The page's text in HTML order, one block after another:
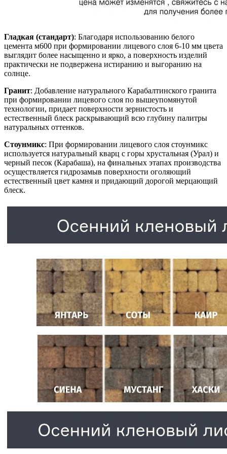
Гладкая (стандарт): Благодаря использованию белого
цемента м600 при формировании лицевого слоя 6-10 мм цвета
выглядит более насыщенно и ярко, а поверхность изделий
практически не подвержена истиранию и выгоранию на
солнце.
Гранит: Добавление натурального Карабалтинского гранита
при формировании лицевого слоя по вышеупомянутой
технологии, придает поверхности зернистость и
естественный блеск раскрывающий всю глубину палитры
натуральных оттенков.
Стоунмикс: При формировании лицевого слоя стоунмикс
используется натуральный кварц с горы хрустальная (Урал) и
черный песок (Карабаша), на финальных этапах производства
осуществляется гидрозамыв поверхности оголяющий
естественный цвет камня и придающий дорогой мерцающий
блеск.